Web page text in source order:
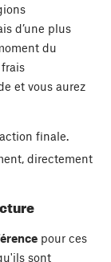
d’une plus
du
et vous aurez
finale.
directement
pour ces
sont